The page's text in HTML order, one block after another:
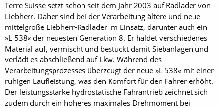
Terre Suisse setzt schon seit dem Jahr 2003 auf Radlader von
Liebherr. Daher sind bei der Verarbeitung ältere und neue
mittelgroße Liebherr-Radlader im Einsatz, darunter auch ein
»L 538« der neuesten Generation 8. Er haldet verschiedenes
Material auf, vermischt und bestückt damit Siebanlagen und
verlädt es abschließend auf Lkw. Während des
Verarbeitungsprozesses überzeugt der neue »L 538« mit einer
ruhigen Laufleistung, was den Komfort für den Fahrer erhöht.
Der leistungsstarke hydrostatische Fahrantrieb zeichnet sich
zudem durch ein höheres maximales Drehmoment bei